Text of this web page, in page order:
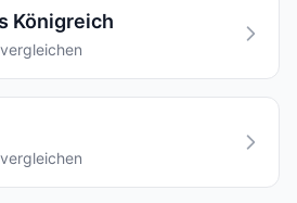
Königreich